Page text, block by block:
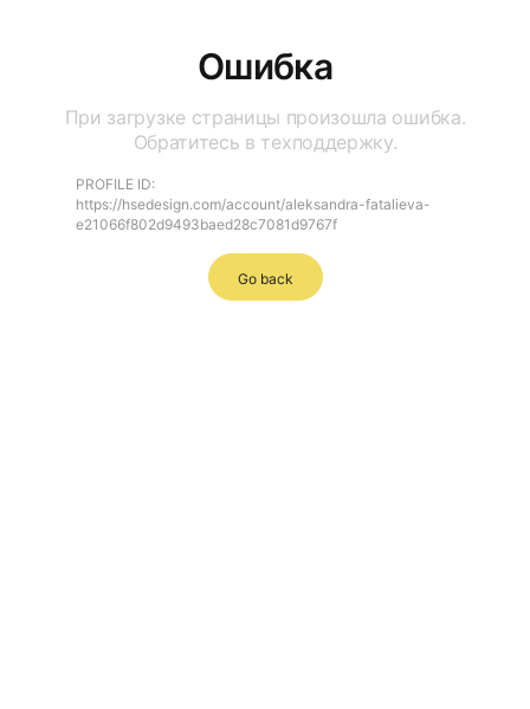
Ошибка
При загрузке страницы произошла ошибка.
Обратитесь в техподдержку.
PROFILE ID:
https://hsedesign.com/account/aleksandra-fatalieva-
e21066f802d9493baed28c7081d9767f
Go back